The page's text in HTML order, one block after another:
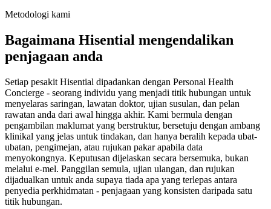
Metodologi kami
Bagaimana Hisential mengendalikan
penjagaan anda
Setiap pesakit Hisential dipadankan dengan Personal Health
Concierge - seorang individu yang menjadi titik hubungan untuk
menyelaras saringan, lawatan doktor, ujian susulan, dan pelan
rawatan anda dari awal hingga akhir. Kami bermula dengan
pengambilan maklumat yang berstruktur, bersetuju dengan ambang
klinikal yang jelas untuk tindakan, dan hanya beralih kepada ubat-
ubatan, pengimejan, atau rujukan pakar apabila data
menyokongnya. Keputusan dijelaskan secara bersemuka, bukan
melalui e-mel. Panggilan semula, ujian ulangan, dan rujukan
dijadualkan untuk anda supaya tiada apa yang terlepas antara
penyedia perkhidmatan - penjagaan yang konsisten daripada satu
titik hubungan.